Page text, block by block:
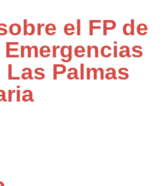
el FP de
Palmas